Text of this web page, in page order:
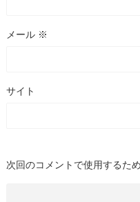
メール ※
サイト
次回のコメントで使用するた